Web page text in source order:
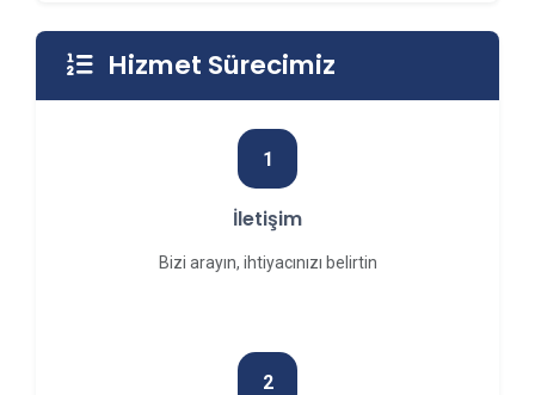
Hizmet Sürecimiz
1
İletişim
Bizi arayın, ihtiyacınızı belirtin
2